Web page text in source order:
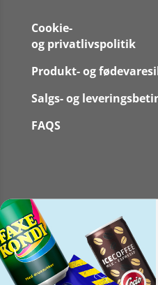
Cookie-
og privatlivspolitik
Produkt- og
Salgs- og
FAQS
Translate »
Powered by
Shopping cart0